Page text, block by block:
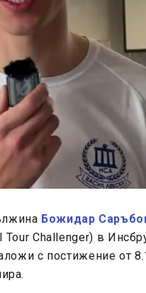
Божидар
Challenger) в
с постижение от